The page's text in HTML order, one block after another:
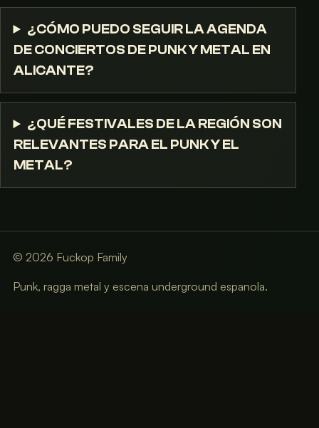
¿CÓMO PUEDO SEGUIR LA AGENDA
DE CONCIERTOS DE PUNK Y METAL EN
ALICANTE?
¿QUÉ FESTIVALES DE LA REGIÓN SON
RELEVANTES PARA EL PUNK Y EL
METAL?
© 2026 Fuckop Family
Punk, ragga metal y escena underground espanola.